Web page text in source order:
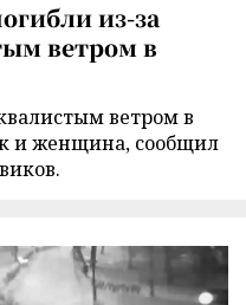
из-за
ветром в
ветром в
и женщина, сообщил